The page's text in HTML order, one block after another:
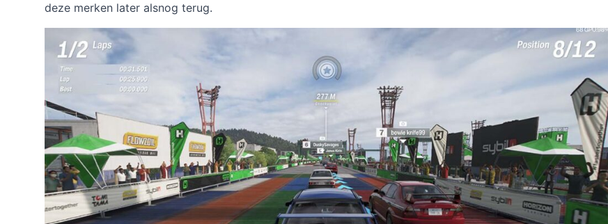
deze merken later alsnog terug.